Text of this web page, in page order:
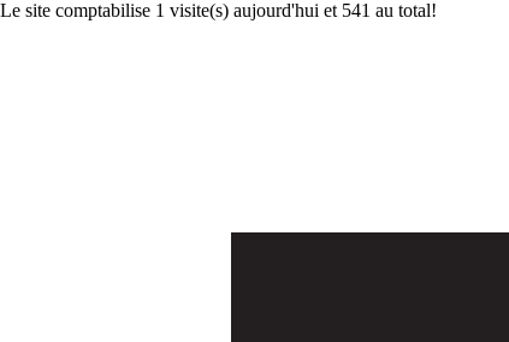
Le site comptabilise 1 visite(s) aujourd'hui et 541 au total!